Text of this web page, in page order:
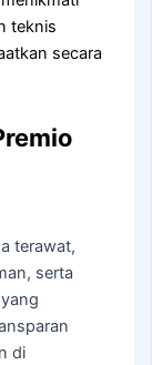
teknis
secara
terawat,
serta
di